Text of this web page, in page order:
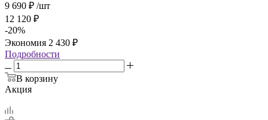
9 690 ₽ /шт
12 120 ₽
-20%
Экономия 2 430 ₽
Подробности
В корзину
Акция